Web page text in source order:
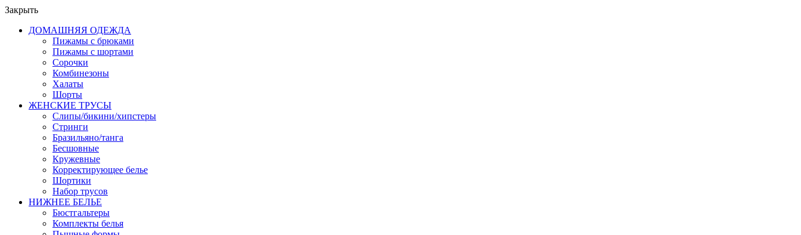
Закрыть
ДОМАШНЯЯ ОДЕЖДА
Пижамы с брюками
Пижамы с шортами
Сорочки
Комбинезоны
Халаты
Шорты
ЖЕНСКИЕ ТРУСЫ
Слипы/бикини/хипстеры
Стринги
Бразильяно/танга
Бесшовные
Кружевные
Корректирующее белье
Шортики
Набор трусов
НИЖНЕЕ БЕЛЬЕ
Бюстгальтеры
Комплекты белья